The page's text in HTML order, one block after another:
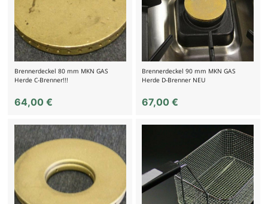
Brennerdeckel 80 mm MKN GAS
Herde C-Brenner!!!
64,00 €
Brennerdeckel 90 mm MKN GAS
Herde D-Brenner NEU
67,00€